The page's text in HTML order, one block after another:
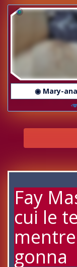
◉ Mary-
Fay
cui le
gonna